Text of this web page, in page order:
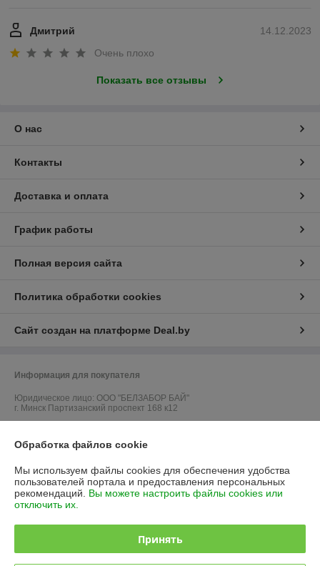
14.12.2023
Дмитрий
Очень плохо
Показать все отзывы
О нас
Контакты
Доставка и оплата
График работы
Полная версия сайта
Политика обработки cookies
Сайт создан на платформе Deal.by
Информация для покупателя
Юридическое лицо: ООО "БЕЛЗАБОР БАЙ"
г. Минск Партизанский проспект 168 к12
Регистрационный орган: Минский горисполком
Дата регистрации компании: 05.07.2016
Ссылка на свидетельство/лицензию
Ссылка на свидетельство/лицензию
Обработка файлов cookie
Мы используем файлы cookies для обеспечения удобства
пользователей портала и предоставления персональных
рекомендаций. Вы можете настроить файлы cookies или
отключить их.
Принять